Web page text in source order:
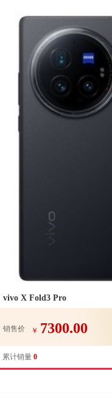
vivo X Fold3 Pro
销售价 ￥ 7300.00
累计销量 0